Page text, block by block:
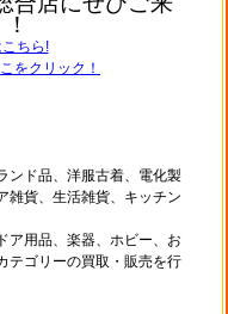
ちら!
をクリック！
ンド品、洋服古着、電化製
雑貨、生活雑貨、キッチン
ア用品、楽器、ホビー、お
テゴリーの買取・販売を行